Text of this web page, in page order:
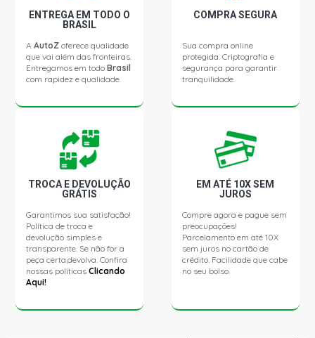
ENTREGA EM TODO O
BRASIL
AAutoZ oferece qualidade
que vai além das fronteiras.
Entregamos em todoBrasil
com rapidez e qualidade.
COMPRA SEGURA
Sua compra online
protegida. Criptografia e
segurança para garantir
tranquilidade.
TROCA E DEVOLUÇÃO
GRÁTIS
Garantimos sua satisfação!
Política de troca e
devolução simples e
transparente. Se não for a
peça certa,devolva. Confira
nossas políticasClicando
Aqui!
EM ATÉ 10X SEM
JUROS
Compre agora e pague sem
preocupações!
Parcelamento em até 10X
sem juros no cartão de
crédito. Facilidade que cabe
no seu bolso.